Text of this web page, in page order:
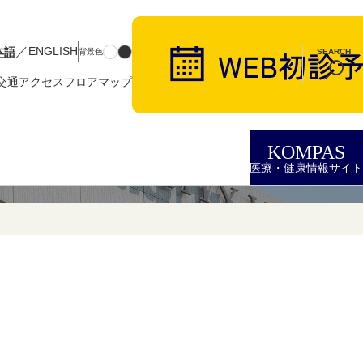
語／ENGLISH背景色
通アクセスフロアマップ
SEARCH
KOMPAS
医療・健康情報サイト